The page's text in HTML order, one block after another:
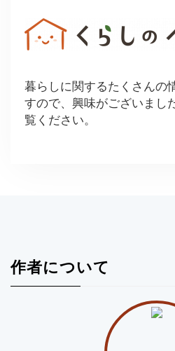
暮らしに関するたくさんの
すので、興味がございまし
覧ください。
作者について